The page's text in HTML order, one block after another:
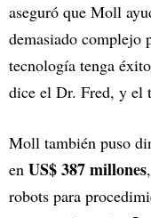
aseguró que Moll
demasiado complejo
tecnología tenga
dice el Dr. Fred, y el
Moll también puso
en US$ 387 millones
robots para